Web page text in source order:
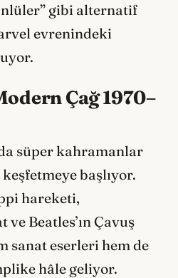
gibi alternatif
evrenindeki
Çağ 1970–
süper kahramanlar
başlıyor.
hareketi,
Beatles’ın Çavuş
sanat eserleri hem de
hâle geliyor.